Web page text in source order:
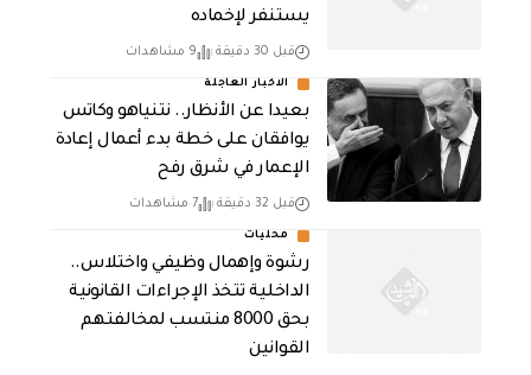
يستنفر لإخماده
قبل 30 دقيقة 9 مشاهدات
الاخبار العاجلة
بعيدا عن الأنظار.. نتنياهو وكاتس
يوافقان على خطة بدء أعمال إعادة
الإعمار في شرق رفح
قبل 32 دقيقة 7 مشاهدات
محليات
رشوة وإهمال وظيفي واختلاس..
الداخلية تتخذ الإجراءات القانونية
بحق 8000 منتسب لمخالفتهم
القوانين